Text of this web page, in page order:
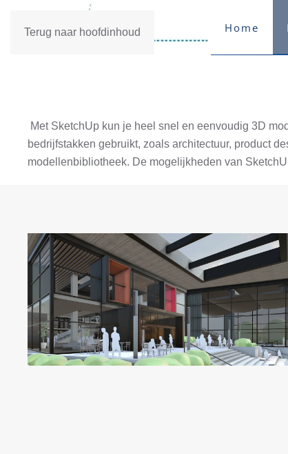
Terug naar hoofdinhoud Home
Met SketchUp kun je heel snel en eenvoudig 3D
bedrijfstakken gebruikt, zoals architectuur, product
modellenbibliotheek. De mogelijkheden van